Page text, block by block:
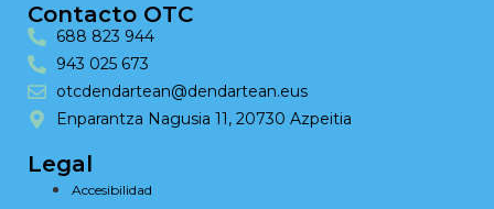
Contacto OTC
688 823 944
943 025 673
otcdendartean@dendartean.eus
Enparantza Nagusia 11, 20730 Azpeitia
Legal
Accesibilidad